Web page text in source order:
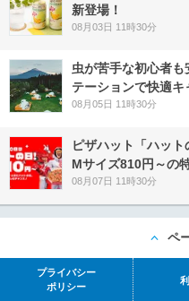
新登場！
08月03日 11時30分
虫が苦手な初心者
テーションで快適キ
08月05日 11時30分
ピザハット「ハット
Mサイズ810円～の
08月07日 11時30分
ペ
プライバシー
ポリシー